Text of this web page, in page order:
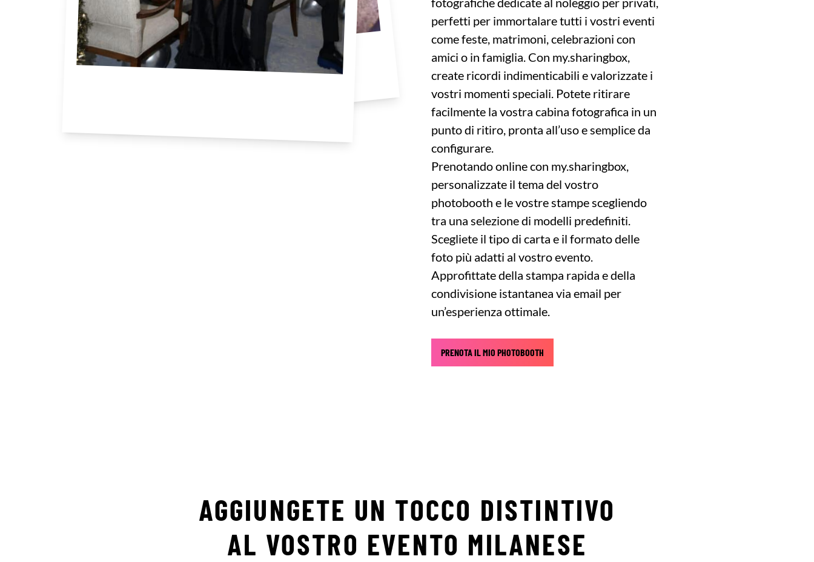
perfetti per immortalare tutti i vostri eventi
come feste, matrimoni, celebrazioni con
amici o in famiglia. Con my.sharingbox,
create ricordi indimenticabili e valorizzate i
vostri momenti speciali. Potete ritirare
facilmente la vostra cabina fotografica in un
punto di ritiro, pronta all’uso e semplice da
configurare.
Prenotando online con my.sharingbox,
personalizzate il tema del vostro
photobooth e le vostre stampe scegliendo
tra una selezione di modelli predefiniti.
Scegliete il tipo di carta e il formato delle
foto più adatti al vostro evento.
Approfittate della stampa rapida e della
condivisione istantanea via email per
un’esperienza ottimale.
PRENOTA IL MIO PHOTOBOOTH
AGGIUNGETE UN TOCCO DISTINTIVO
AL VOSTRO EVENTO MILANESE